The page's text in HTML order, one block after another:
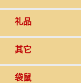
礼品
其它
袋鼠